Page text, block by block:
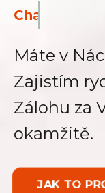
Chaty
Máte v
Zajistím
Zálohu za
okamžitě.
JAK TO